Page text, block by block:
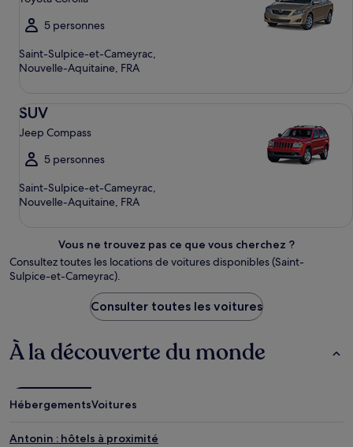
5 personnes
Saint-Sulpice-et-Cameyrac,
Nouvelle-Aquitaine, FRA
SUV
Jeep Compass
5 personnes
Saint-Sulpice-et-Cameyrac,
Nouvelle-Aquitaine, FRA
Vous ne trouvez pas ce que vous cherchez ?
Consultez toutes les locations de voitures disponibles (Saint-
Sulpice-et-Cameyrac).
Consulter toutes les voitures
À la découverte du monde
HébergementsVoitures
Antonin : hôtels à proximité